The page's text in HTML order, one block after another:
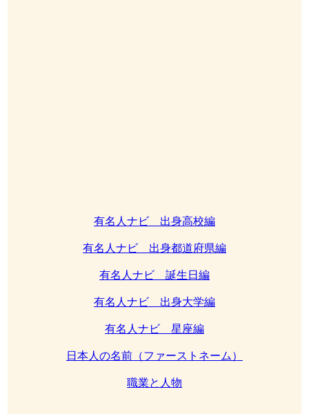
有名人ナビ 出身高校編
有名人ナビ 出身都道府県編
有名人ナビ 誕生日編
有名人ナビ 出身大学編
有名人ナビ 星座編
日本人の名前（ファーストネーム）
職業と人物